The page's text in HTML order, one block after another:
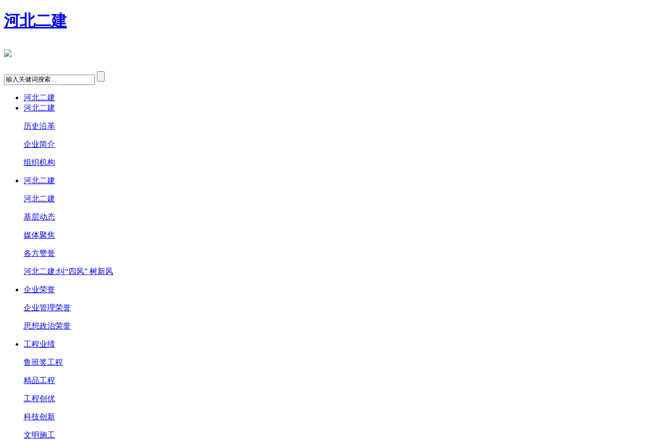
河北二建
河北二建
河北二建
历史沿革
企业简介
组织机构
河北二建
河北二建
基层动态
媒体聚焦
各方赞誉
河北二建:纠“四风” 树新风
企业荣誉
企业管理荣誉
思想政治荣誉
工程业绩
鲁班奖工程
精品工程
工程创优
科技创新
文明施工